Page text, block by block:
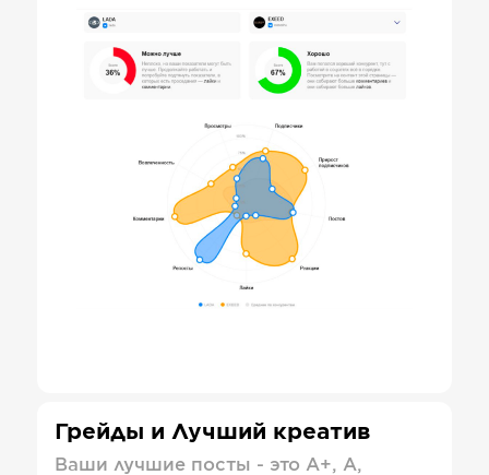
Грейды и Лучший креатив
Ваши лучшие посты - это А+, А,